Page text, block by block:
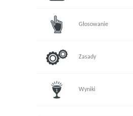
Głosowanie
Zasady
Wyniki